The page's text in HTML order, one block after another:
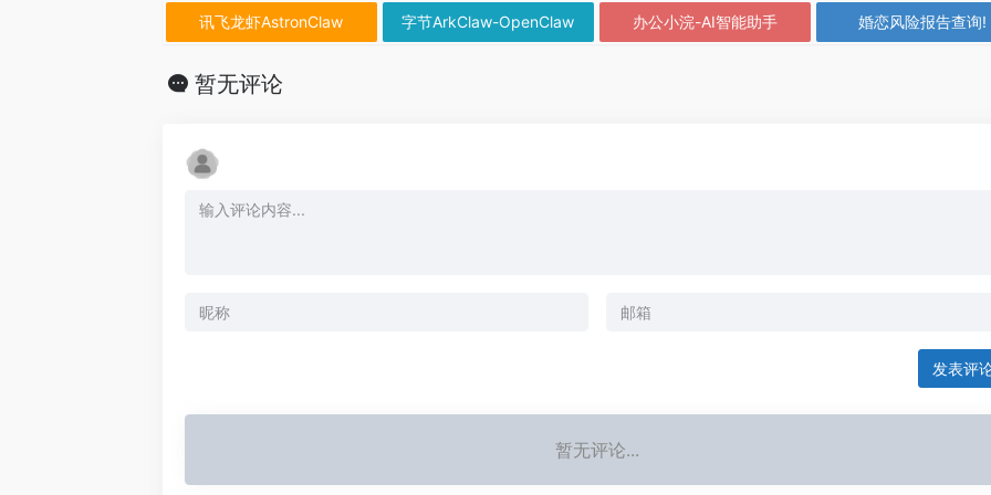
讯飞龙虾AstronClaw 字节ArkClaw-OpenClaw 办公小浣-AI智能助手 婚恋风险报告查询!
暂无评论
发表评
暂无评论...